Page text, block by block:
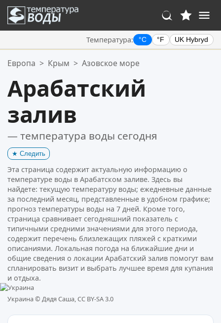
Температура: °C °F UK Hybryd
Ваше избранное:
Европа > Крым > Азовское море
Арабатский
залив
— температура воды сегодня
★ Следить
Эта страница содержит актуальную информацию о
температуре воды в Арабатском заливе. Здесь вы
найдете: текущую температуру воды; ежедневные данные
за последний месяц, представленные в удобном графике;
прогноз температуры воды на 7 дней. Кроме того,
страница сравнивает сегодняшний показатель с
типичными средними значениями для этого периода,
содержит перечень близлежащих пляжей с краткими
описаниями. Локальная погода на ближайшие дни и
общие сведения о локации Арабатский залив помогут вам
спланировать визит и выбрать лучшее время для купания
и отдыха.
Украина © Дядя Саша, CC BY-SA 3.0